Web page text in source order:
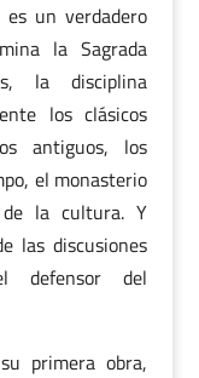
un verdadero
la Sagrada
la disciplina
los clásicos
antiguos, los
el monasterio
la cultura. Y
las discusiones
defensor del
primera obra,